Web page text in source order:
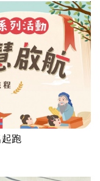
跑